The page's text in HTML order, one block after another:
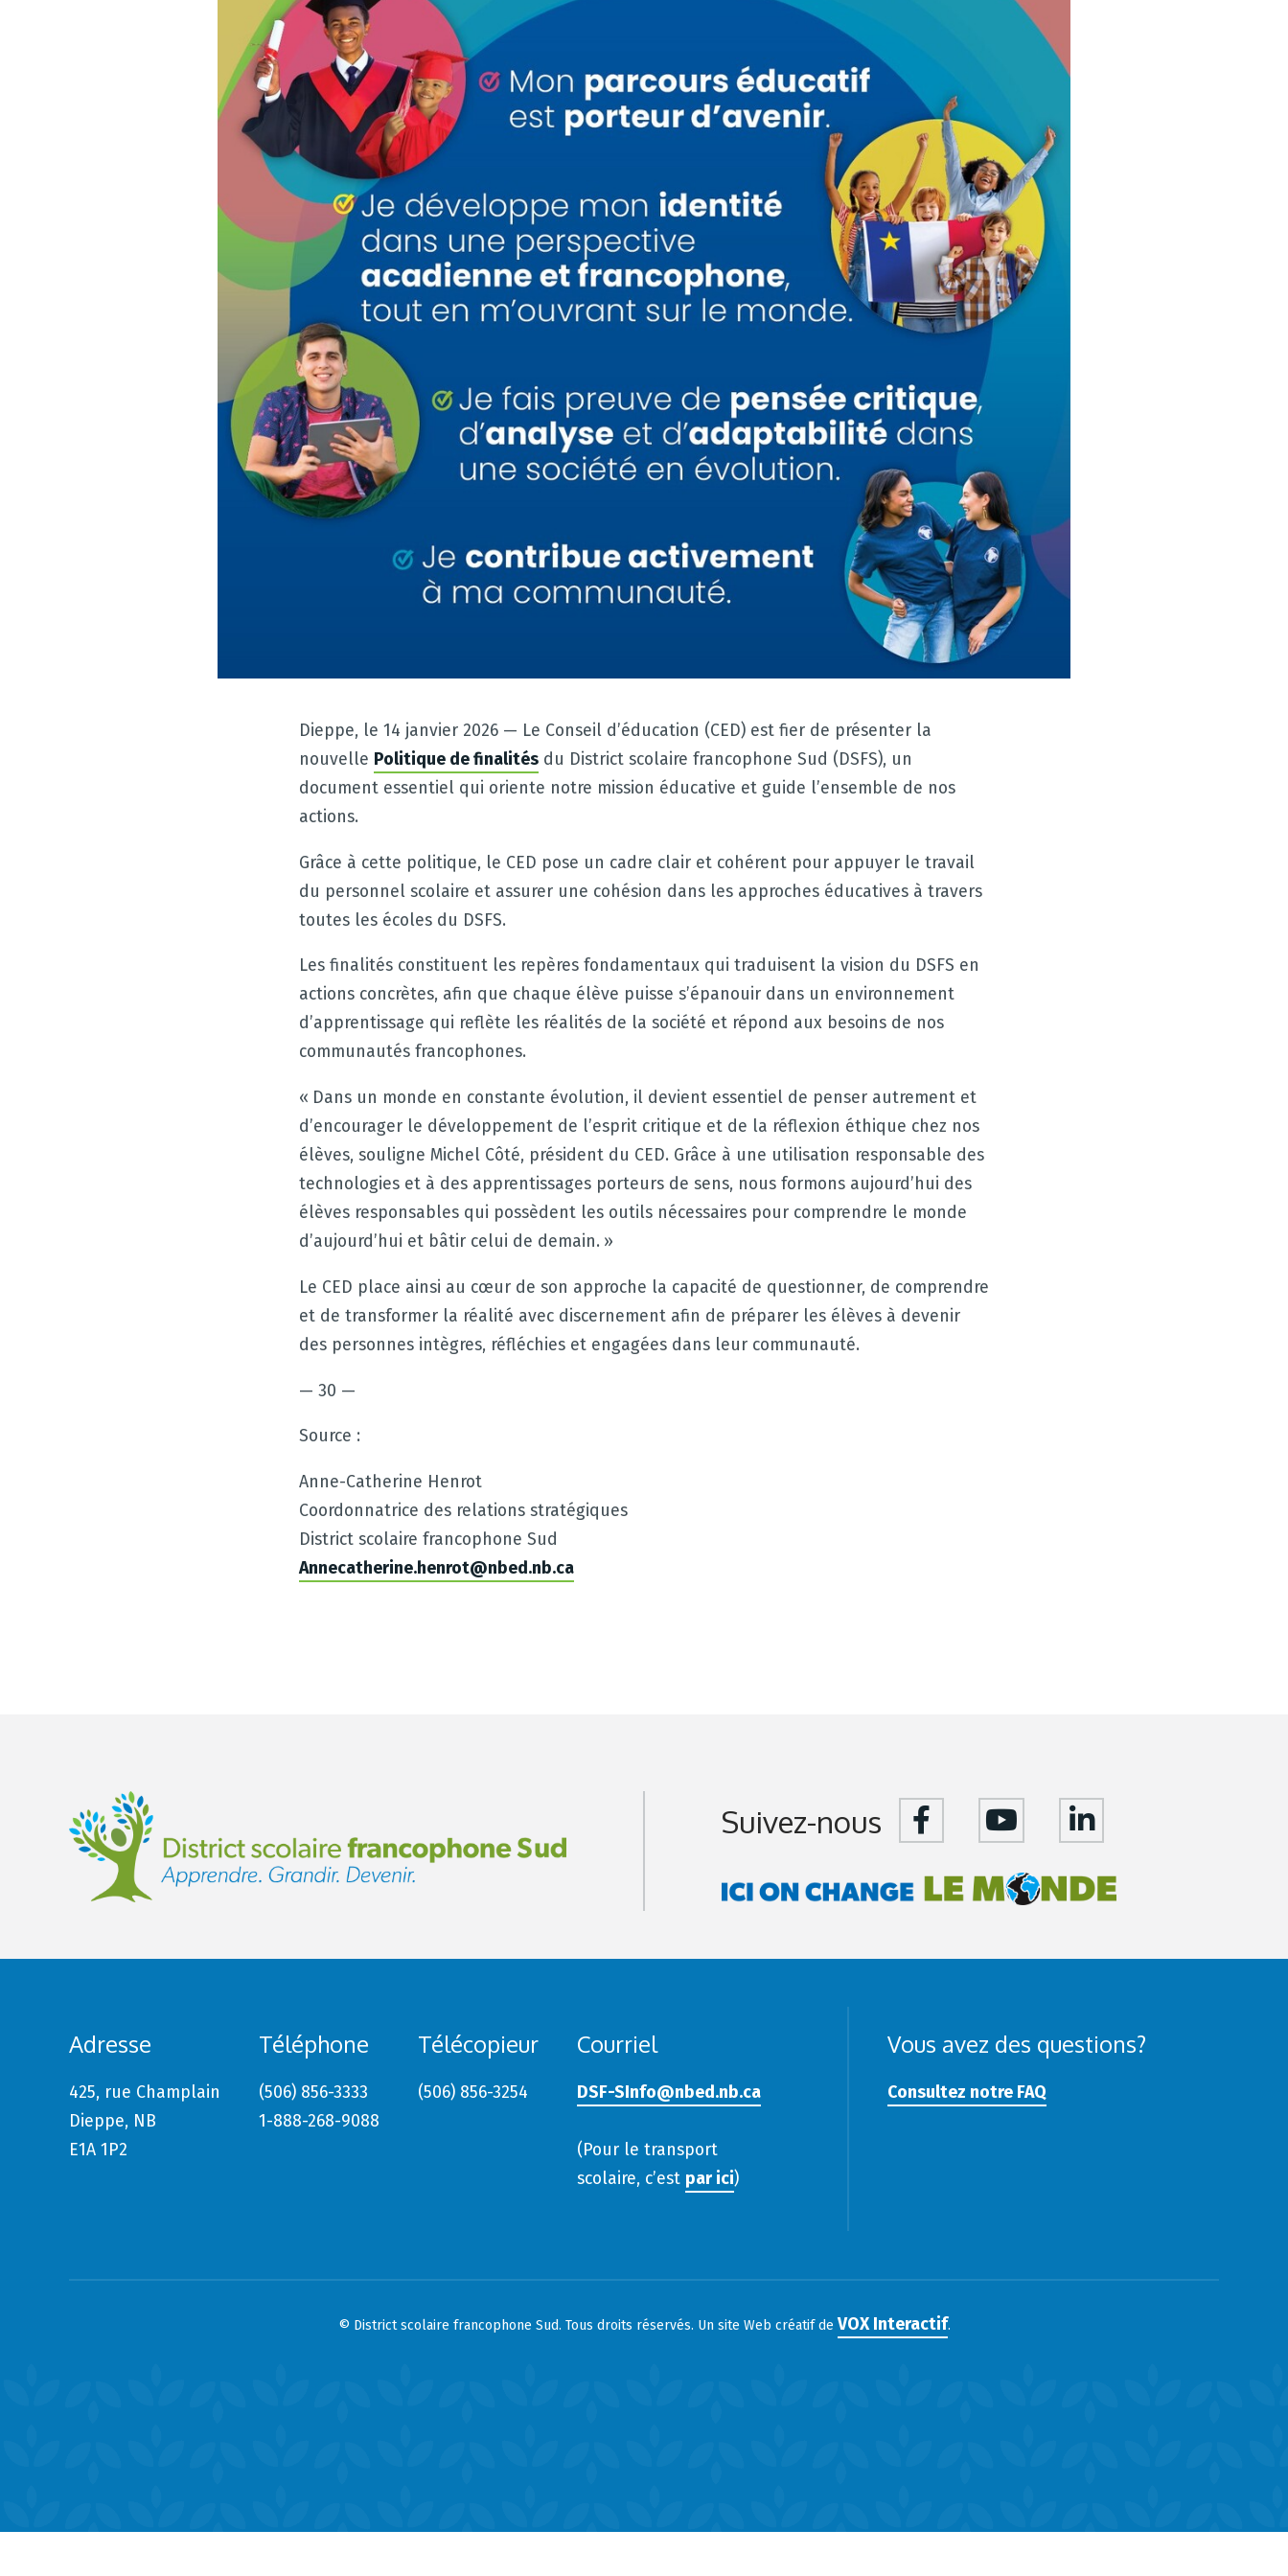
Dieppe, le 14 janvier 2026 — Le Conseil d’éducation (CED) est fier de présenter la
nouvelle Politique de finalités du District scolaire francophone Sud (DSFS), un
document essentiel qui oriente notre mission éducative et guide l’ensemble de nos
actions.
Grâce à cette politique, le CED pose un cadre clair et cohérent pour appuyer le travail
du personnel scolaire et assurer une cohésion dans les approches éducatives à travers
toutes les écoles du DSFS.
Les finalités constituent les repères fondamentaux qui traduisent la vision du DSFS en
actions concrètes, afin que chaque élève puisse s’épanouir dans un environnement
d’apprentissage qui reflète les réalités de la société et répond aux besoins de nos
communautés francophones.
« Dans un monde en constante évolution, il devient essentiel de penser autrement et
d’encourager le développement de l’esprit critique et de la réflexion éthique chez nos
élèves, souligne Michel Côté, président du CED. Grâce à une utilisation responsable des
technologies et à des apprentissages porteurs de sens, nous formons aujourd’hui des
élèves responsables qui possèdent les outils nécessaires pour comprendre le monde
d’aujourd’hui et bâtir celui de demain. »
Le CED place ainsi au cœur de son approche la capacité de questionner, de comprendre
et de transformer la réalité avec discernement afin de préparer les élèves à devenir
des personnes intègres, réfléchies et engagées dans leur communauté.
— 30 —
Source :
Anne-Catherine Henrot
Coordonnatrice des relations stratégiques
District scolaire francophone Sud
Annecatherine.henrot@nbed.nb.ca
Suivez-nous
Adresse
425, rue Champlain
Dieppe, NB
E1A 1P2
Téléphone
(506) 856-3333
1-888-268-9088
Télécopieur
(506) 856-3254
Courriel
DSF-SInfo@nbed.nb.ca
(Pour le transport
scolaire, c’est par ici)
Vous avez des questions?
Consultez notre FAQ
© District scolaire francophone Sud. Tous droits réservés. Un site Web créatif de VOX Interactif.